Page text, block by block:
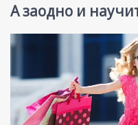
А заодно и